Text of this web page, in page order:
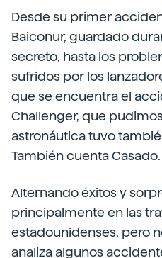
Desde su primer
Baiconur, guardado
secreto, hasta los
sufridos por los
que se encuentra el
Challenger, que
astronáutica tuvo
También cuenta Casado.
Alternando éxitos y
principalmente en las
estadounidenses, pero
analiza algunos